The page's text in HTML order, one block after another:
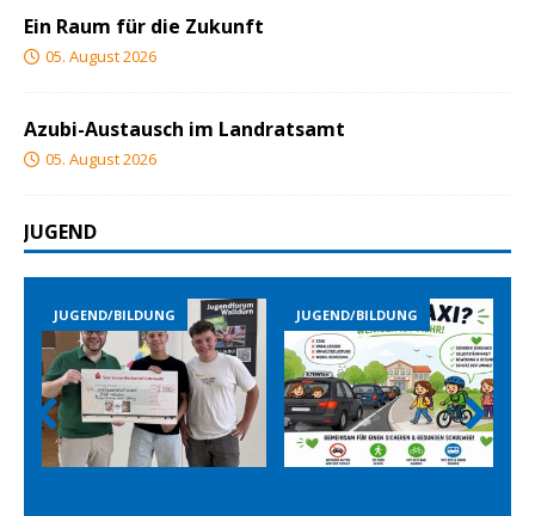
Ein Raum für die Zukunft
05. August 2026
Azubi-Austausch im Landratsamt
05. August 2026
JUGEND
JUGEND/BILDUNG JUGEND/BILDUNG
Prev
ious
Nex
t